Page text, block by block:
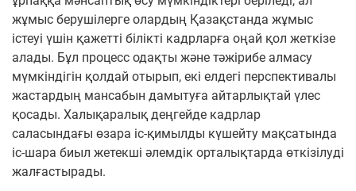
жұмыс берушілерге олардың Қазақстанда жұмыс
істеуі үшін қажетті білікті кадрларға оңай қол жеткізе
алады. Бұл процесс одақты және тәжірибе алмасу
мүмкіндігін қолдай отырып, екі елдегі перспективалы
жастардың мансабын дамытуға айтарлықтай үлес
қосады. Халықаралық деңгейде кадрлар
саласындағы өзара іс-қимылды күшейту мақсатында
іс-шара биыл жетекші әлемдік орталықтарда өткізілуді
жалғастырады.